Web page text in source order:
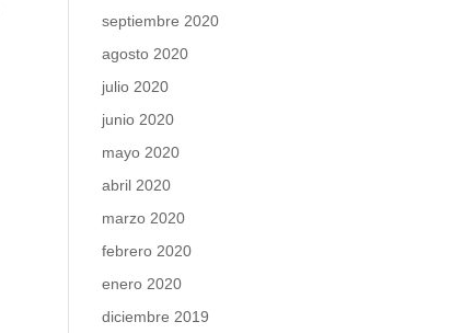
septiembre 2020
agosto 2020
julio 2020
junio 2020
mayo 2020
abril 2020
marzo 2020
febrero 2020
enero 2020
diciembre 2019